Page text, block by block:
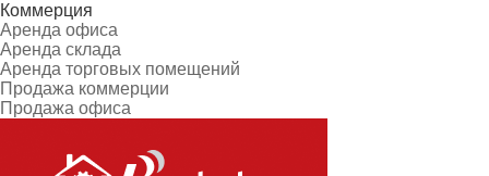
Коммерция
Аренда офиса
Аренда склада
Аренда торговых помещений
Продажа коммерции
Продажа офиса